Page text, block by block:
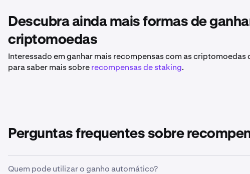
Descubra ainda mais formas de
criptomoedas
Interessado em ganhar mais recompensas com as criptomoedas
para saber mais sobrerecompensas de staking.
Perguntas frequentes sobre
Quem pode utilizar o ganho automático?